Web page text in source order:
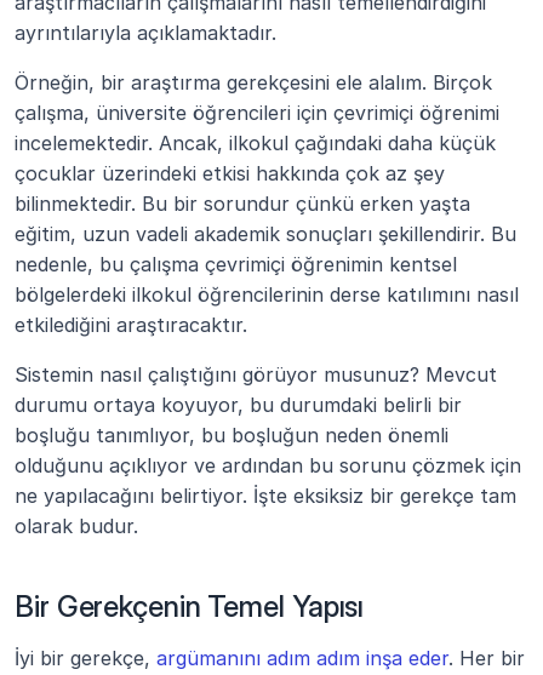
ayrıntılarıyla açıklamaktadır.
Örneğin, bir araştırma gerekçesini ele alalım. Birçok
çalışma, üniversite öğrencileri için çevrimiçi öğrenimi
incelemektedir. Ancak, ilkokul çağındaki daha küçük
çocuklar üzerindeki etkisi hakkında çok az şey
bilinmektedir. Bu bir sorundur çünkü erken yaşta
eğitim, uzun vadeli akademik sonuçları şekillendirir. Bu
nedenle, bu çalışma çevrimiçi öğrenimin kentsel
bölgelerdeki ilkokul öğrencilerinin derse katılımını nasıl
etkilediğini araştıracaktır.
Sistemin nasıl çalıştığını görüyor musunuz? Mevcut
durumu ortaya koyuyor, bu durumdaki belirli bir
boşluğu tanımlıyor, bu boşluğun neden önemli
olduğunu açıklıyor ve ardından bu sorunu çözmek için
ne yapılacağını belirtiyor. İşte eksiksiz bir gerekçe tam
olarak budur.
Bir Gerekçenin Temel Yapısı
İyi bir gerekçe, argümanını adım adım inşa eder. Her bir